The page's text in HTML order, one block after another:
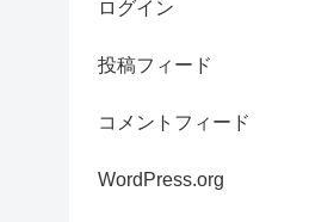
ログイン
投稿フィード
コメントフィード
WordPress.org